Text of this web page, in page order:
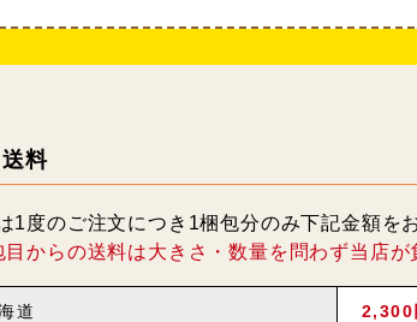
送料
1度のご注文につき1梱包分のみ下記金額を
目からの送料は大きさ・数量を問わず当店が
道 2,300